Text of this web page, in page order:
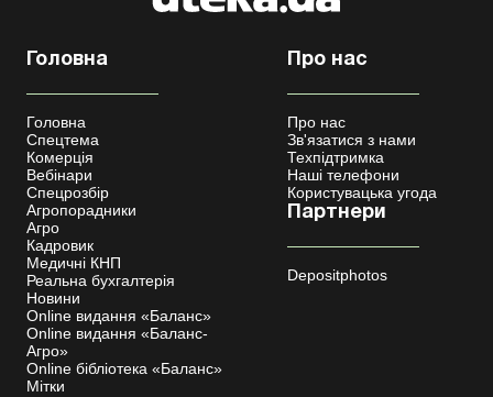
Головна
Головна
Спецтема
Комерція
Вебінари
Спецрозбір
Агропорадники
Агро
Кадровик
Медичні КНП
Реальна бухгалтерія
Новини
Online видання «Баланс»
Online видання «Баланс-
Агро»
Online бібліотека «Баланс»
Мітки
Про нас
Про нас
Зв'язатися з нами
Техпідтримка
Наші телефони
Користувацька угода
Партнери
Depositphotos